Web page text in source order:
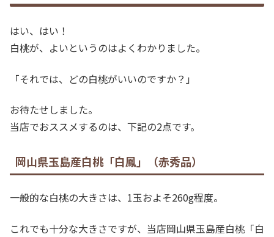
はい、はい！
白桃が、よいというのはよくわかりました。
「それでは、どの白桃がいいのですか？」
お待たせしました。
当店でおススメするのは、下記の2点です。
岡山県玉島産白桃「白鳳」（赤秀品）
一般的な白桃の大きさは、1玉およそ260g程度。
これでも十分な大きさですが、当店岡山県玉島産白桃「白